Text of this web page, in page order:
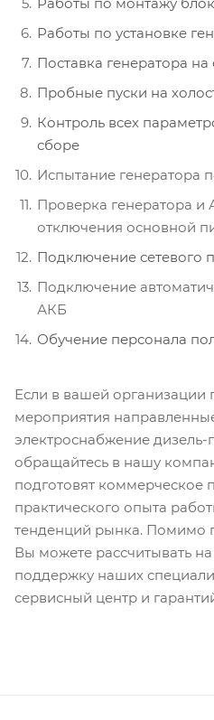
Работы по установке
Поставка генератора на
Пробные пуски на
Контроль всех
сборе
Испытание генератора
Проверка генератора и
отключения основной
Подключение сетевого
Подключение
АКБ
Обучение персонала
Если в вашей организации
мероприятия
электроснабжение дизель-
обращайтесь в нашу
подготовят коммерческое
практического опыта
тенденций рынка. Помимо
Вы можете рассчитывать
поддержку наших
сервисный центр и